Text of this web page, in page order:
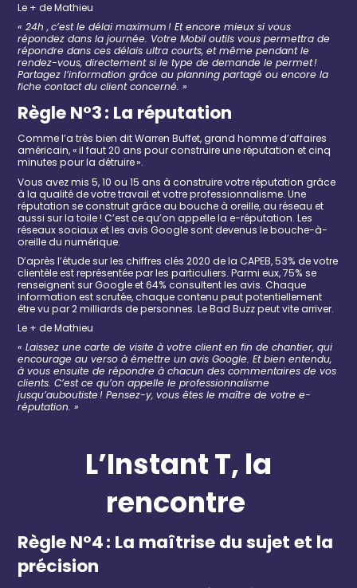
Le + deMathieu
« 24h , c’est le délaimaximum! Et encore mieux si vous
répondez dans la journée. VotreMobil outils vous permettra de
répondre dans ces délais ultra courts, et même pendant le
rendez-vous,directement si le type de demande le permet !
Partagez l’information grâce au planning partagé ou encore la
fiche contact du client concerné. »
RègleN°3: La réputation
Comme l’a très bien dit Warren Buffet, grand homme d’affaires
américain,« il faut 20 ans pour construire une réputation et cinq
minutes pour la détruire».
Vous avez mis 5, 10 ou 15 ans à construire votre réputation grâce
à la qualité de votre travail et votre professionnalisme. Une
réputation se construit grâce au bouche à oreille, au réseau et
aussi sur la toile !C’est ce qu’on appelle la e-réputation.Les
réseauxsociauxet les avis Google sont devenus le bouche-à-
oreille du numérique.
D’après l’étude sur les chiffres clés 2020 de laCAPEB,53% de votre
clientèleest représentée par les particuliers. Parmi eux, 75% se
renseignent sur Google et 64% consultent les avis. Chaque
information est scrutée, chaque contenu peut potentiellement
être vu par 2 milliards de personnes. Le Bad Buzz peut vite arriver.
Le + de Mathieu
« Laissez une carte de visiteà votre client en fin de chantier, qui
encourage au verso à émettre un avis Google. Et bien entendu,
à vousensuite de répondre à chacun des commentaires de vos
clients. C’est ce qu’on appelle le professionnalisme
jusqu’auboutiste! Pensez-y, vous êtes le maître de votre e-
réputation. »
L’Instant T, la
rencontre
RègleN°4: La maîtrise du sujetet la
précision